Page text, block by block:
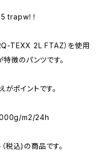
！！
TEXX 2L FTAZ）を使用
特徴のパンツです。
ポイントです。
m2/24h
込)の商品です。